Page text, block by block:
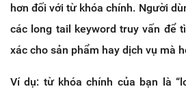
hơn đối với từ khóa chính. Người
các long tail keyword truy vấn để
xác cho sản phẩm hay dịch vụ mà
Ví dụ: từ khóa chính của bạn là